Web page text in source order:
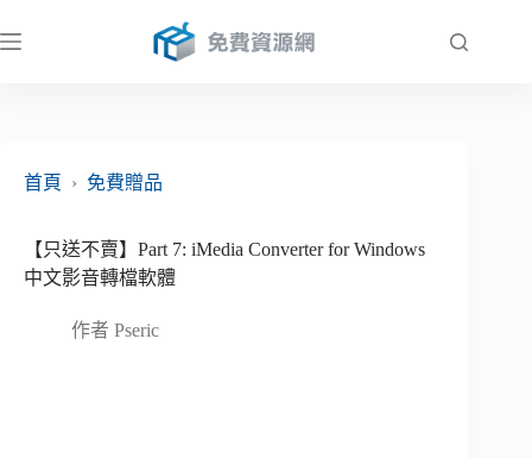
至
首頁
› 免費贈品
【只送不賣】Part 7: iMedia Converter for Windows
中文影音轉檔軟體
作者 Pseric